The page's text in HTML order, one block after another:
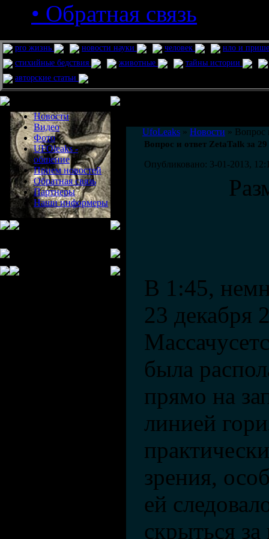
• Обратная связь
pro жизнь новости науки человек
нло и
стихийные бедствия
животные
тайны истории
авторские статьи
Новости
Видео
Фото
UFOleaks -
общение
Прием новостей
Обратная связь
Партнеры
Наши информеры
UfoLeaks » Новости » Вопрос
Вопрос и ответ ZetaTalk за
Опубликовано: 3-01-2013,
В 1:45,
23 декабря
была
прямо на
линией
зрения,
ей
скрыться